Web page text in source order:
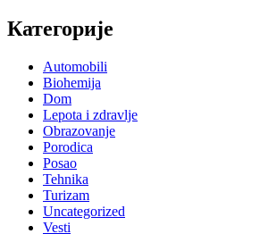
Категорије
Automobili
Biohemija
Dom
Lepota i zdravlje
Obrazovanje
Porodica
Posao
Tehnika
Turizam
Uncategorized
Vesti